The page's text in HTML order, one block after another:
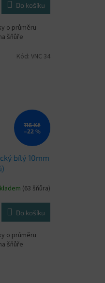
Do košíku
o průměru
šňůře
116 Kč
–22 %
bílý 10mm
(63 šňůra)
Do košíku
o průměru
šňůře
Kód: VNC 34